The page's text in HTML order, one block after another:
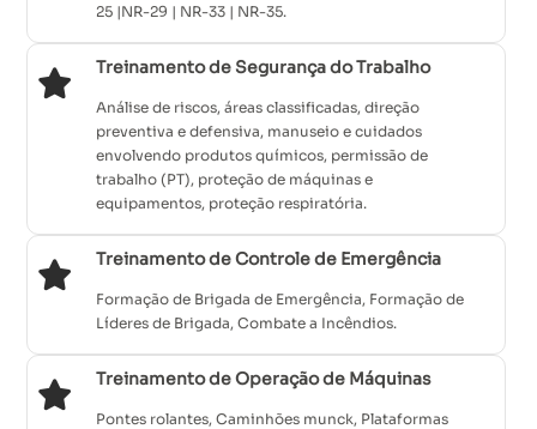
25 |NR-29 | NR-33 | NR-35.
Treinamento de Segurança do Trabalho
Análise de riscos, áreas classificadas, direção
preventiva e defensiva, manuseio e cuidados
envolvendo produtos químicos, permissão de
trabalho (PT), proteção de máquinas e
equipamentos, proteção respiratória.
Treinamento de Controle de Emergência
Formação de Brigada de Emergência, Formação de
Líderes de Brigada, Combate a Incêndios.
Treinamento de Operação de Máquinas
Pontes rolantes, Caminhões munck, Plataformas